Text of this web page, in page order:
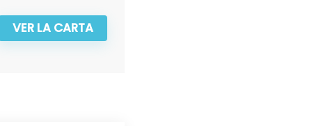
VER LA CARTA